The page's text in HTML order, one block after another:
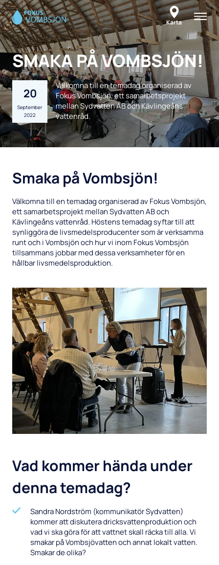
Karta
OM
RAPPORTER
MEDIA
ARBETSOMRÅDEN
Digitalisering
Miljöövervakning
Fiskförvaltning
Intern fosforbelastning
Extern fosforbelasning
Så här kommunicerar vi
Våra forskningsprojekt
Follow us on Youtube
SMAKA PÅ VOMBSJÖN!
20
September
2022
Välkomna till en temadag organiserad av
Fokus Vombsjön, ett samarbetsprojekt
mellan Sydvatten AB och Kävlingeåns
vattenråd.
Smaka på Vombsjön!
Välkomna till en temadag organiserad av Fokus Vombsjön,
ett samarbetsprojekt mellan Sydvatten AB och
Kävlingeåns vattenråd. Höstens temadag syftar till att
synliggöra de livsmedelsproducenter som är verksamma
runt och i Vombsjön och hur vi inom Fokus Vombsjön
tillsammans jobbar med dessa verksamheter för en
hållbar livsmedelsproduktion.
Vad kommer hända under
denna temadag?
Sandra Nordström (kommunikatör Sydvatten)
kommer att diskutera dricksvattenproduktion och
vad vi ska göra för att vattnet skall räcka till alla. Vi
smakar på Vombsjövatten och annat lokalt vatten.
Smakar de olika?